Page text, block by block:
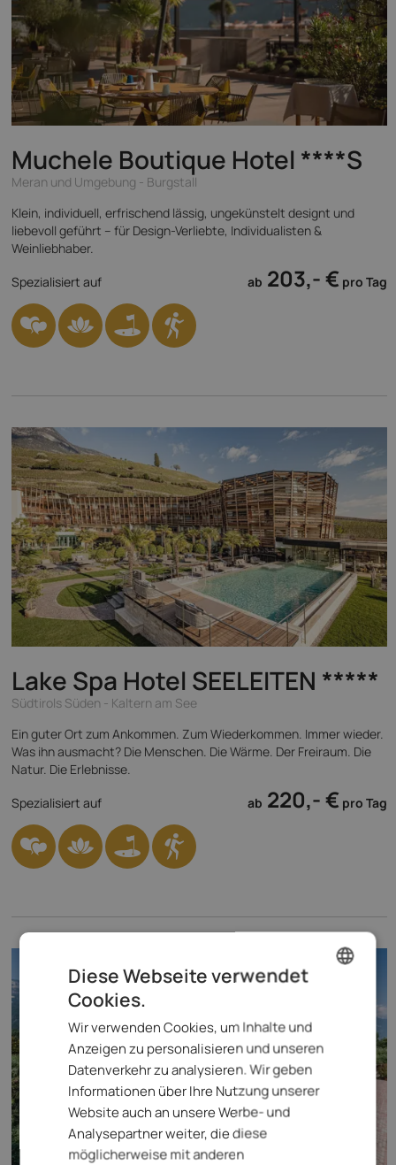
Muchele Boutique Hotel ****S
Meran und Umgebung - Burgstall
Klein, individuell, erfrischend lässig, ungekünstelt designt und
liebevoll geführt – für Design-Verliebte, Individualisten &
Weinliebhaber.
Spezialisiert auf
ab 203,- € pro Tag
Lake Spa Hotel SEELEITEN *****
Südtirols Süden - Kaltern am See
Ein guter Ort zum Ankommen. Zum Wiederkommen. Immer wieder.
Was ihn ausmacht? Die Menschen. Die Wärme. Der Freiraum. Die
Natur. Die Erlebnisse.
Spezialisiert auf
ab 220,- € pro Tag
ITALIAN
Diese Webseite verwendet
Cookies.
Wir verwenden Cookies, um Inhalte und
Anzeigen zu personalisieren und unseren
Datenverkehr zu analysieren. Wir geben
Informationen über Ihre Nutzung unserer
Website auch an unsere Werbe- und
Analysepartner weiter, die diese
möglicherweise mit anderen